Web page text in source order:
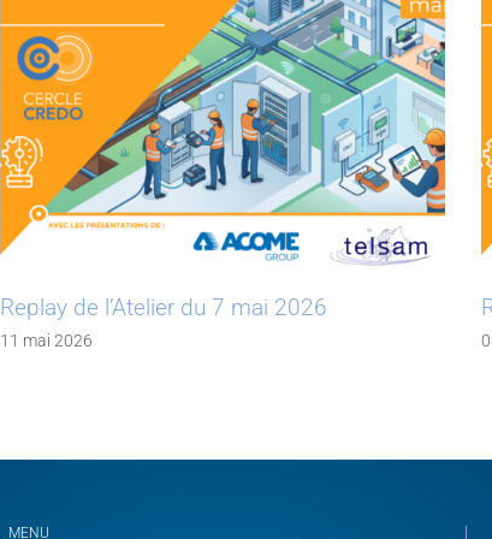
Replay de l’Atelier du 7 mai 2026
11 mai 2026
MENU